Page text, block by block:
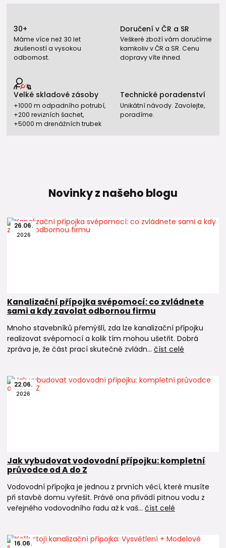
Ano. Lze je používat pro PP-RCT UNI, HOT, FASER HOT i
klasické PPR potrubí.
Jak se záslepky montují?
Pomocí polyfúzního svařování.
PP-RCT trubky
Kolena 90°
PPR tlakové zátky 1/2"
30+
Máme více než 30 let
zkušeností a vysokou
odbornost.
Doručení v ČR a SR
Veškeré zboží vám doručíme
kamkoliv v ČR a SR. Cenu
dopravy víte ihned.
Velké skladové zásoby
+1000 m odpadního potrubí,
+200 revizních šachet,
+5000 m drenážních trubek
Technické poradenství
Unikátní návody. Zavolejte,
poradíme.
Novinky z našeho blogu
26.06.
2026
Kanalizační přípojka svépomocí: co zvládnete
sami a kdy zavolat odbornou firmu
Mnoho stavebníků přemýšlí, zda lze kanalizační přípojku
realizovat svépomocí a kolik tím mohou ušetřit. Dobrá
zpráva je, že část prací skutečně zvládn... číst celé
22.06.
2026
Jak vybudovat vodovodní přípojku: kompletní
průvodce od A do Z
Vodovodní přípojka je jednou z prvních věcí, které musíte
při stavbě domu vyřešit. Právě ona přivádí pitnou vodu z
veřejného vodovodního řadu až k vaš... číst celé
16.06.